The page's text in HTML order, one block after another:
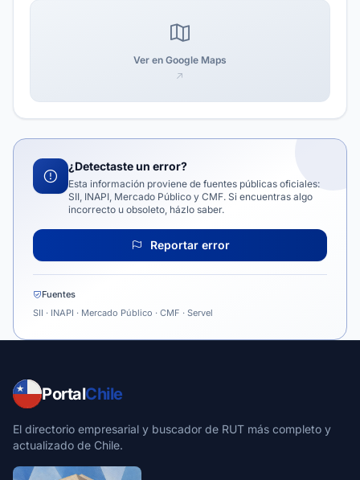
Ver en Google Maps
¿Detectaste un error?
Esta información proviene de fuentes públicas oficiales:
SII, INAPI, Mercado Público y CMF. Si encuentras algo
incorrecto u obsoleto, házlo saber.
Reportar error
Fuentes
SII · INAPI · Mercado Público · CMF · Servel
PortalChile
El directorio empresarial y buscador de RUT más completo y
actualizado de Chile.